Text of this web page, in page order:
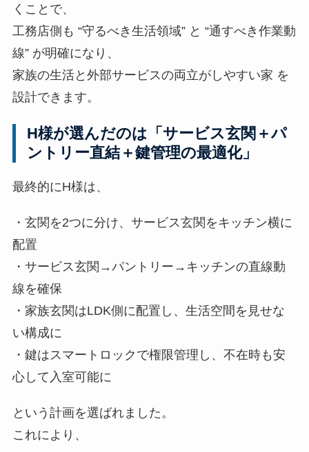
くことで、
工務店側も “守るべき生活領域” と “通すべき作業動
線” が明確になり、
家族の生活と外部サービスの両立がしやすい家 を
設計できます。
H様が選んだのは「サービス玄関＋パ
ントリー直結＋鍵管理の最適化」
最終的にH様は、
・玄関を2つに分け、サービス玄関をキッチン横に
配置
・サービス玄関→パントリー→キッチンの直線動
線を確保
・家族玄関はLDK側に配置し、生活空間を見せな
い構成に
・鍵はスマートロックで権限管理し、不在時も安
心して入室可能に
という計画を選ばれました。
これにより、